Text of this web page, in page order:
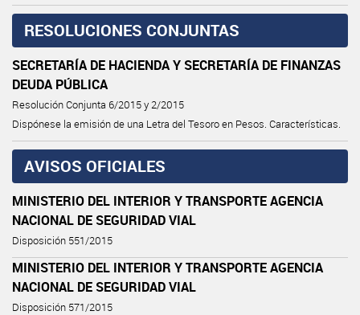
RESOLUCIONES CONJUNTAS
SECRETARÍA DE HACIENDA Y SECRETARÍA DE FINANZAS
DEUDA PÚBLICA
Resolución Conjunta 6/2015 y 2/2015
Dispónese la emisión de una Letra del Tesoro en Pesos. Características.
AVISOS OFICIALES
MINISTERIO DEL INTERIOR Y TRANSPORTE AGENCIA
NACIONAL DE SEGURIDAD VIAL
Disposición 551/2015
MINISTERIO DEL INTERIOR Y TRANSPORTE AGENCIA
NACIONAL DE SEGURIDAD VIAL
Disposición 571/2015